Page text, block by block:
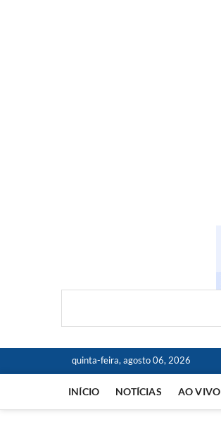
quinta-feira, agosto 06, 2026
INÍCIO NOTÍCIAS AO VIVO